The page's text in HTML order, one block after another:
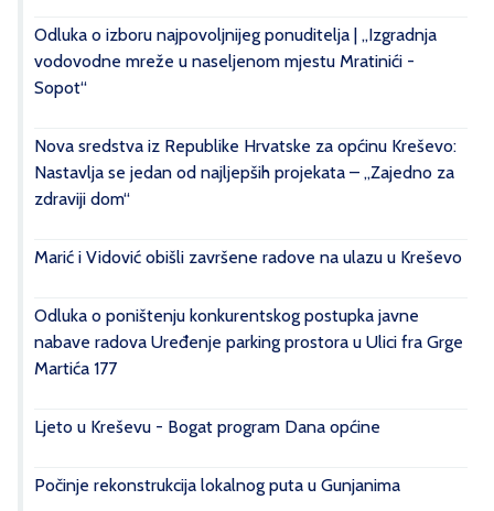
Odluka o izboru najpovoljnijeg ponuditelja | „Izgradnja
vodovodne mreže u naseljenom mjestu Mratinići -
Sopot“
Nova sredstva iz Republike Hrvatske za općinu Kreševo:
Nastavlja se jedan od najljepših projekata – „Zajedno za
zdraviji dom“
Marić i Vidović obišli završene radove na ulazu u Kreševo
Odluka o poništenju konkurentskog postupka javne
nabave radova Uređenje parking prostora u Ulici fra Grge
Martića 177
Ljeto u Kreševu - Bogat program Dana općine
Počinje rekonstrukcija lokalnog puta u Gunjanima